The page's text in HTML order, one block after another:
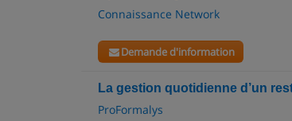
Connaissance Network
Demande d'information
La gestion quotidienne d’un
ProFormalys